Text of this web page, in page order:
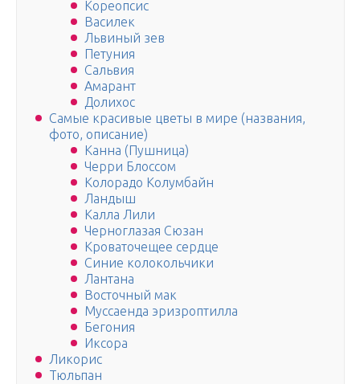
Кореопсис
Василек
Львиный зев
Петуния
Сальвия
Амарант
Долихос
Самые красивые цветы в мире (названия,
фото, описание)
Канна (Пушница)
Черри Блоссом
Колорадо Колумбайн
Ландыш
Калла Лили
Черноглазая Сюзан
Кроваточещее сердце
Синие колокольчики
Лантана
Восточный мак
Муссаенда эризроптилла
Бегония
Иксора
Ликорис
Тюльпан